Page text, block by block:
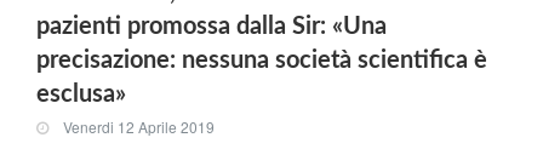
pazienti promossa dalla Sir: «Una
precisazione: nessuna società scientifica è
esclusa»
Venerdi 12 Aprile 2019